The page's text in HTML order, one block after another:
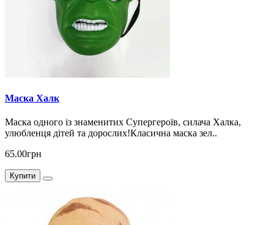
Маска Халк
Маска одного із знаменитих Супергероїв, силача Халка,
улюбленця дітей та дорослих!Класична маска зел..
65.00грн
Купити